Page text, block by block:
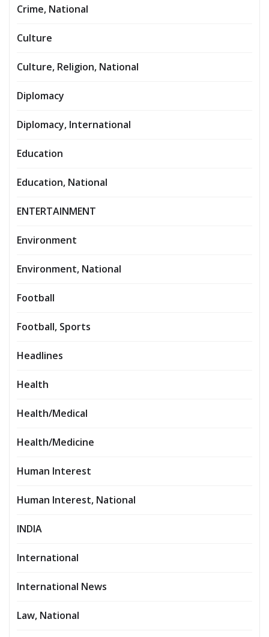
Crime, National
Culture
Culture, Religion, National
Diplomacy
Diplomacy, International
Education
Education, National
ENTERTAINMENT
Environment
Environment, National
Football
Football, Sports
Headlines
Health
Health/Medical
Health/Medicine
Human Interest
Human Interest, National
INDIA
International
International News
Law, National